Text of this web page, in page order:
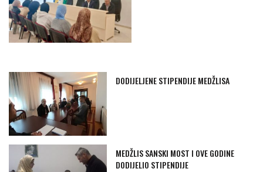
DODIJELJENE STIPENDIJE MEDŽLISA
MEDŽLIS SANSKI MOST I OVE GODINE
DODIJELIO STIPENDIJE